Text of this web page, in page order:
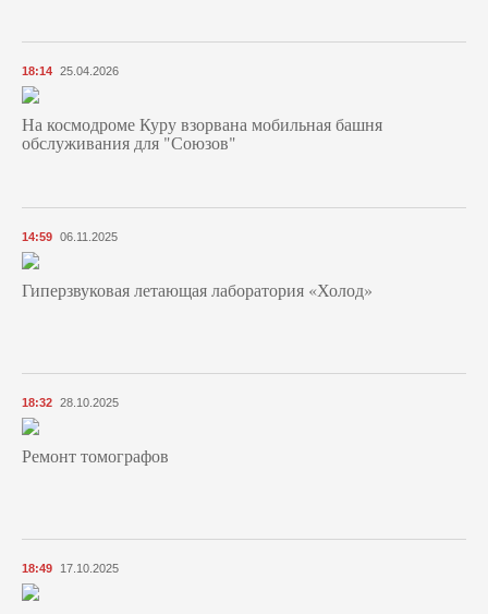
18:14 25.04.2026
На космодроме Куру взорвана мобильная башня
обслуживания для "Союзов"
14:59 06.11.2025
Гиперзвуковая летающая лаборатория «Холод»
18:32 28.10.2025
Ремонт томографов
18:49 17.10.2025